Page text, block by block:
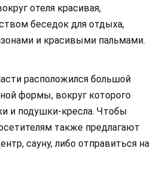
отеля красивая,
беседок для отдыха,
и красивыми пальмами.
расположился большой
формы, вокруг которого
и подушки-кресла. Чтобы
также предлагают
сауну, либо отправиться на